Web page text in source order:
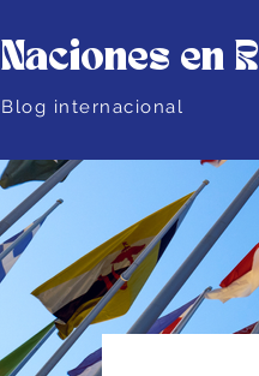
Naciones en
Blog internacional